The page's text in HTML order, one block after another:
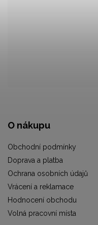
O nákupu
Obchodní podmínky
Doprava a platba
Ochrana osobních údajů
Vrácení a reklamace
Hodnocení obchodu
Volná pracovní místa